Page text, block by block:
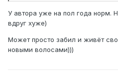
У автора уже на пол года норм.
вдруг хуже)
Может просто забил и живёт
новыми волосами)))